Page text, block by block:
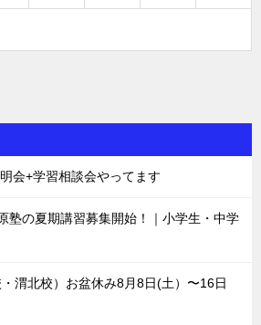
会+学習相談会やってます
塾の夏期講習募集開始！｜小学生・中学
渭北校）お盆休み8月8日(土）〜16日